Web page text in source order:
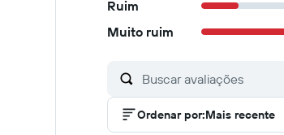
Ruim
Muito ruim
Ordenar por:Mais recente